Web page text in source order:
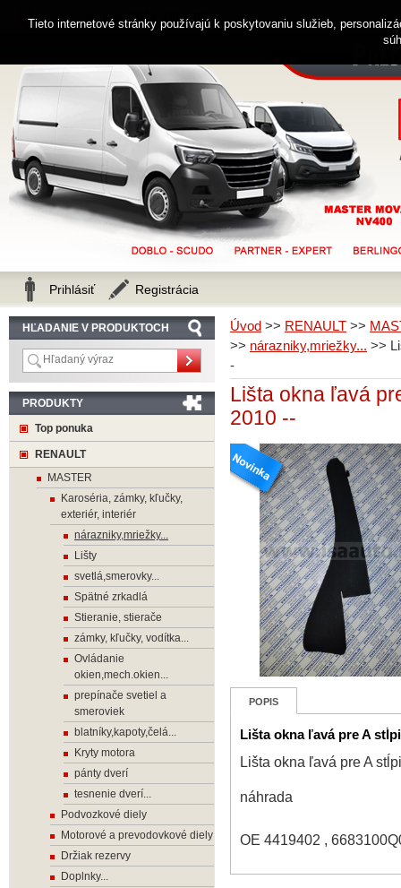
Úvod >> RENAULT >>
>> nárazniky,mriežky... >>
-
Lišta okna ľavá
2010 --
POPIS
Lišta okna ľavá pre A
Lišta okna ľavá pre A
náhrada
OE 4419402 ,
HĽADANIE V PRODUKTOCH
PRODUKTY
Top ponuka
RENAULT
MASTER
Karoséria, zámky, kľučky,
exteriér, interiér
nárazniky,mriežky...
Lišty
svetlá,smerovky...
Spätné zrkadlá
Stieranie, stierače
zámky, kľučky, vodítka...
Ovládanie
okien,mech.okien...
prepínače svetiel a
smeroviek
blatníky,kapoty,čelá...
Kryty motora
pánty dverí
tesnenie dverí...
Podvozkové diely
Motorové a prevodovkové diely
Držiak rezervy
Doplnky...
Zákaznícka linka 0914 238 482
Prihlásiť Registrácia
Tieto internetové stránky používajú k poskytovaniu služieb,